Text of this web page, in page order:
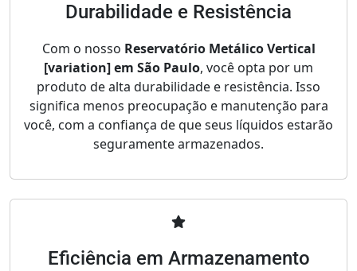
Durabilidade e Resistência
Com o nosso Reservatório Metálico Vertical
[variation] em São Paulo, você opta por um
produto de alta durabilidade e resistência. Isso
significa menos preocupação e manutenção para
você, com a confiança de que seus líquidos estarão
seguramente armazenados.
Eficiência em Armazenamento